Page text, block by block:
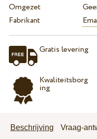
Omgezet
Fabrikant
Gratis levering
Kwaliteitsborg
ing
Beschrijving Vraag-